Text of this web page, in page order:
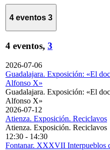
4 eventos 3
4 eventos, 3
2026-07-06
Guadalajara. Exposición: «El
Alfonso X»
Guadalajara. Exposición: «El
Alfonso X»
2026-07-12
Atienza. Exposición. Reciclavos
Atienza. Exposición. Reciclavos
12:30 - 14:30
Fontanar. XXXVII Interpueblos